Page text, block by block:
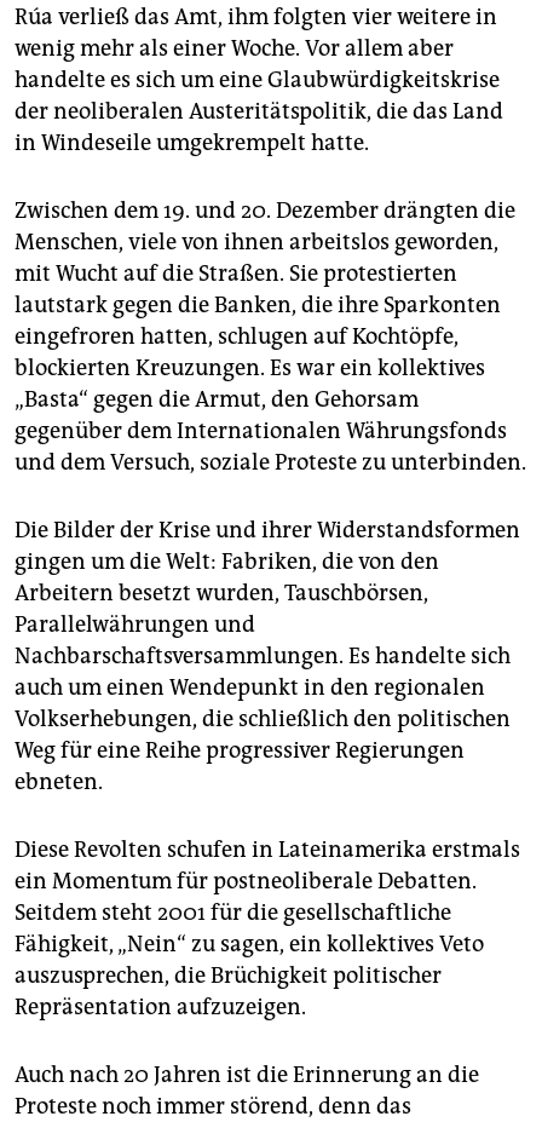
Rúa verließ das Amt, ihm folgten vier weitere in
wenig mehr als einer Woche. Vor allem aber
handelte es sich um eine Glaubwürdigkeitskrise
der neoliberalen Austeritätspolitik, die das Land
in Windeseile umgekrempelt hatte.
Zwischen dem 19. und 20. Dezember drängten die
Menschen, viele von ihnen arbeitslos geworden,
mit Wucht auf die Straßen. Sie protestierten
lautstark gegen die Banken, die ihre Sparkonten
eingefroren hatten, schlugen auf Kochtöpfe,
blockierten Kreuzungen. Es war ein kollektives
„Basta“ gegen die Armut, den Gehorsam
gegenüber dem Internationalen Währungsfonds
und dem Versuch, soziale Proteste zu unterbinden.
Die Bilder der Krise und ihrer Widerstandsformen
gingen um die Welt: Fabriken, die von den
Arbeitern besetzt wurden, Tauschbörsen,
Parallelwährungen und
Nachbarschaftsversammlungen. Es handelte sich
auch um einen Wendepunkt in den regionalen
Volkserhebungen, die schließlich den politischen
Weg für eine Reihe progressiver Regierungen
ebneten.
Diese Revolten schufen in Lateinamerika erstmals
ein Momentum für postneoliberale Debatten.
Seitdem steht 2001 für die gesellschaftliche
Fähigkeit, „Nein“ zu sagen, ein kollektives Veto
auszusprechen, die Brüchigkeit politischer
Repräsentation aufzuzeigen.
Auch nach 20 Jahren ist die Erinnerung an die
Proteste noch immer störend, denn das